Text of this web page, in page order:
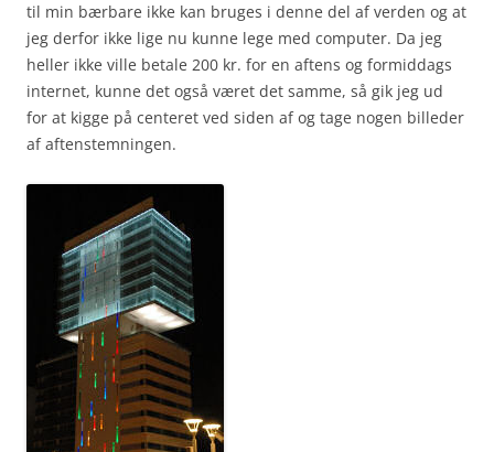
til min bærbare ikke kan bruges i denne del af verden og at
jeg derfor ikke lige nu kunne lege med computer. Da jeg
heller ikke ville betale 200 kr. for en aftens og formiddags
internet, kunne det også været det samme, så gik jeg ud
for at kigge på centeret ved siden af og tage nogen billeder
af aftenstemningen.